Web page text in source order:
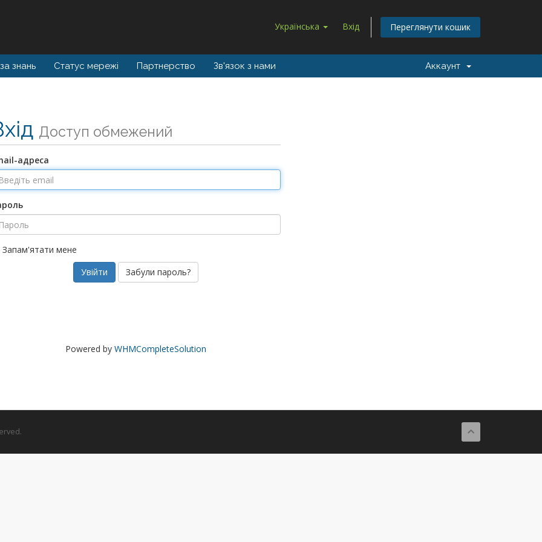
Українська Вхід Переглянути кошик
знань Статус мережі Партнерство Зв'язок з нами Аккаунт
Доступ обмежений
адреса
Запам'ятати мене
Забули пароль?
Powered by WHMCompleteSolution